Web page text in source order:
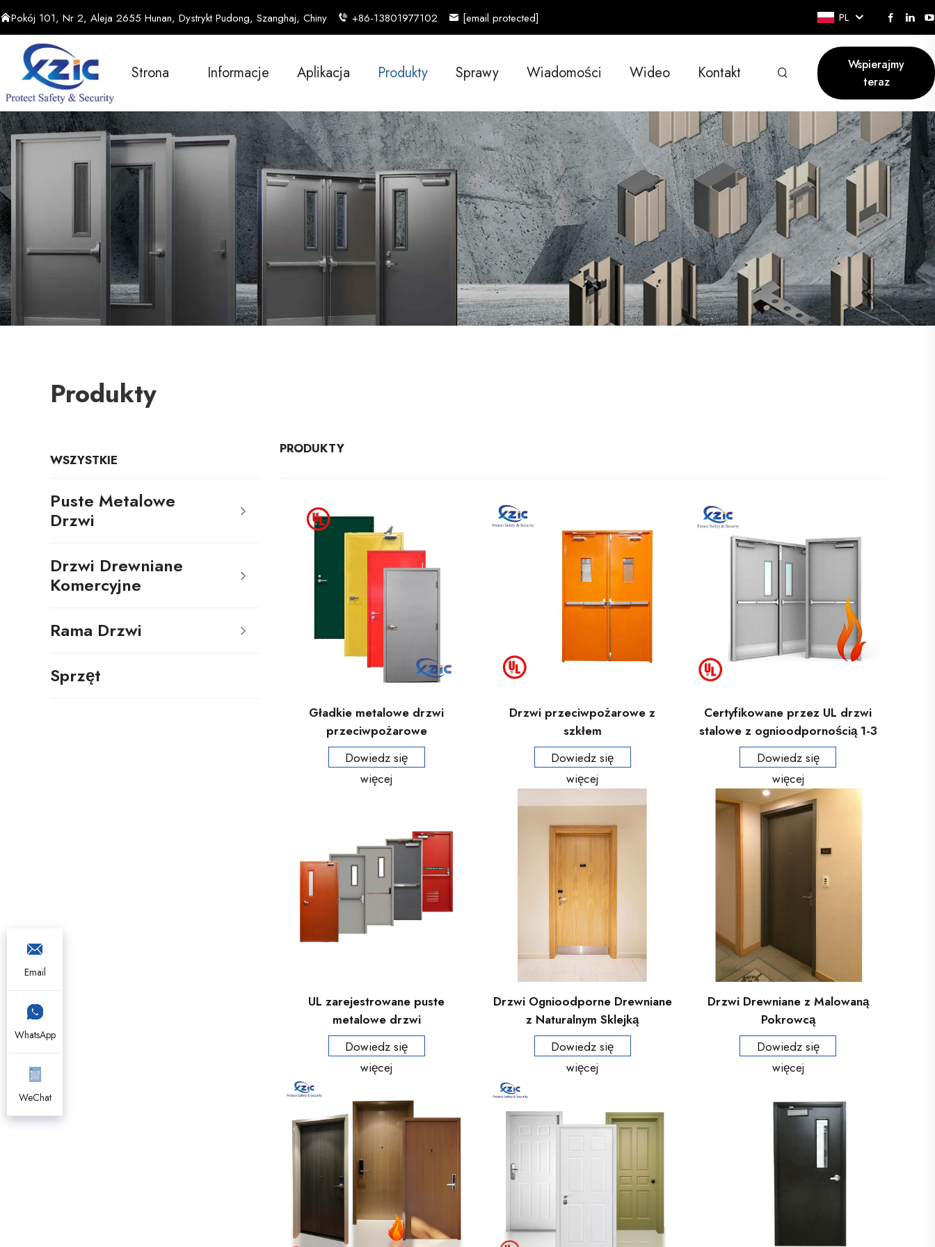
Pokój 101, Nr 2, Aleja 2655 Hunan, Dystrykt Pudong, Szanghaj, Chiny +86-13801977102 [email protected] PL
Strona
Główna
Informacje Aplikacja Produkty Sprawy Wiadomości Wideo Kontakt
Wspierajmy
teraz
Produkty
WSZYSTKIE
Puste Metalowe
Drzwi
Drzwi Drewniane
Komercyjne
Rama Drzwi
Sprzęt
PRODUKTY
Gładkie metalowe drzwi
przeciwpożarowe
Dowiedz się
więcej
Drzwi przeciwpożarowe z
szkłem
Dowiedz się
więcej
Certyfikowane przez UL drzwi
stalowe z ognioodpornością 1-3
godziny z szkłem widocznym,
drzwi wyjściowe
przeciwpożarowe
Dowiedz się
więcej
UL zarejestrowane puste
metalowe drzwi
przeciwpożarowe kontener
domowy prefabrykowane domy
drzwi z pasem szczelni
aksamitnego i odpornego na
warunki atmosferyczne
Dowiedz się
więcej
Drzwi Ognioodporne Drewniane
z Naturalnym Sklejką
Dowiedz się
więcej
Drzwi Drewniane z Malowaną
Pokrowcą
Dowiedz się
więcej
Email
WhatsApp
WeChat